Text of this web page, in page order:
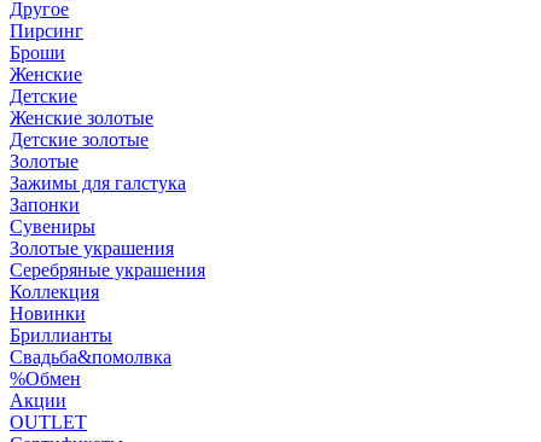
Другое
Пирсинг
Броши
Женские
Детские
Женские золотые
Детские золотые
Золотые
Зажимы для галстука
Запонки
Сувениры
Золотые украшения
Серебряные украшения
Коллекция
Новинки
Бриллианты
Свадьба&помолвка
%Обмен
Акции
OUTLET